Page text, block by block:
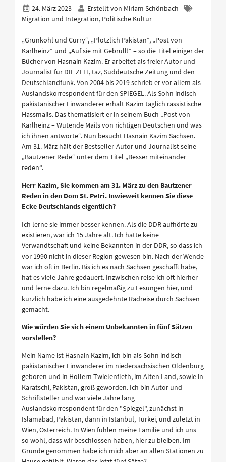
24. März 2023 Erstellt von Miriam Schönbach
Migration und Integration, Politische Kultur
„Grünkohl und Curry“, „Plötzlich Pakistan“, „Post von
Karlheinz“ und „Auf sie mit Gebrüll!“ – so die Titel einiger der
Bücher von Hasnain Kazim. Er arbeitet als freier Autor und
Journalist für DIE ZEIT, taz, Süddeutsche Zeitung und den
Deutschlandfunk. Von 2004 bis 2019 schrieb er vor allem als
Auslandskorrespondent für den SPIEGEL. Als Sohn indisch-
pakistanischer Einwanderer erhält Kazim täglich rassistische
Hassmails. Das thematisiert er in seinem Buch „Post von
Karlheinz – Wütende Mails von richtigen Deutschen und was
ich ihnen antworte“. Nun besucht Hasnain Kazim Sachsen.
Am 31. März hält der Bestseller-Autor und Journalist seine
„Bautzener Rede“ unter dem Titel „Besser miteinander
reden“.
Herr Kazim, Sie kommen am 31. März zu den Bautzener
Reden in den Dom St. Petri. Inwieweit kennen Sie diese
Ecke Deutschlands eigentlich?
Ich lerne sie immer besser kennen. Als die DDR aufhörte zu
existieren, war ich 15 Jahre alt. Ich hatte keine
Verwandtschaft und keine Bekannten in der DDR, so dass ich
vor 1990 nicht in dieser Region gewesen bin. Nach der Wende
war ich oft in Berlin. Bis ich es nach Sachsen geschafft habe,
hat es viele Jahre gedauert. Inzwischen reise ich oft hierher
und lerne dazu. Ich bin regelmäßig zu Lesungen hier, und
kürzlich habe ich eine ausgedehnte Radreise durch Sachsen
gemacht.
Wie würden Sie sich einem Unbekannten in fünf Sätzen
vorstellen?
Mein Name ist Hasnain Kazim, ich bin als Sohn indisch-
pakistanischer Einwanderer im niedersächsischen Oldenburg
geboren und in Hollern-Twielenfleth, im Alten Land, sowie in
Karatschi, Pakistan, groß geworden. Ich bin Autor und
Schriftsteller und war viele Jahre lang
Auslandskorrespondent für den "Spiegel", zunächst in
Islamabad, Pakistan, dann in Istanbul, Türkei, und zuletzt in
Wien, Österreich. In Wien fühlen meine Familie und ich uns
so wohl, dass wir beschlossen haben, hier zu bleiben. Im
Grunde genommen habe ich mich aber an allen Stationen zu